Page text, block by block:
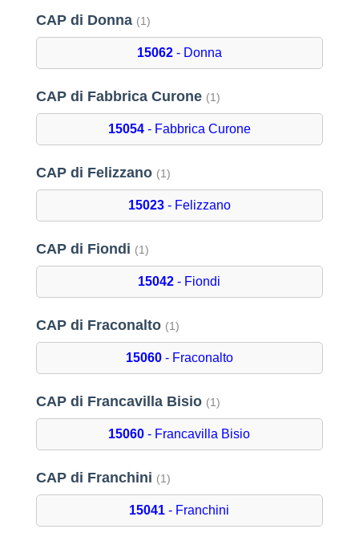
CAP di Donna (1)
15062- Donna
CAP di Fabbrica Curone (1)
15054- Fabbrica Curone
CAP di Felizzano (1)
15023- Felizzano
CAP di Fiondi (1)
15042 - Fiondi
CAP di Fraconalto (1)
15060- Fraconalto
CAP di Francavilla Bisio (1)
15060 - Francavilla Bisio
CAP di Franchini (1)
15041 - Franchini